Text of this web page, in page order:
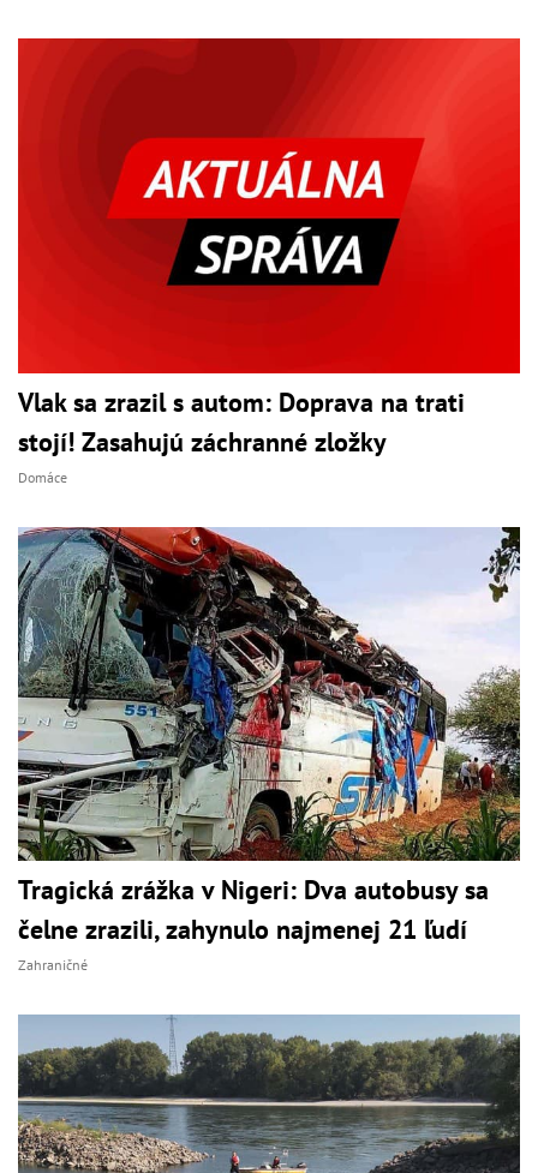
Vlak sa zrazil s autom: Doprava na trati
stojí! Zasahujú záchranné zložky
Domáce
Tragická zrážka v Nigeri: Dva autobusy sa
čelne zrazili, zahynulo najmenej 21 ľudí
Zahraničné